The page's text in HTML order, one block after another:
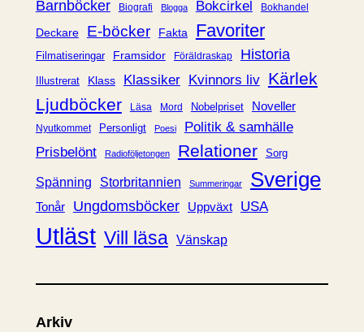
r
i
Barnböcker Biografi Blogga Bokcirkel Bokhandel
Deckare E-böcker Fakta Favoriter
Filmatiseringar Framsidor Föräldraskap Historia
Illustrerat Klass Klassiker Kvinnors liv Kärlek
Ljudböcker
Läsa Mord Nobelpriset Noveller
Nyutkommet Personligt Poesi
Politik & samhälle
Prisbelönt
Radioföljetongen Relationer Sorg
Spänning Storbritannien Summeringar Sverige
Tonår Ungdomsböcker Uppväxt USA
Utläst Vill läsa Vänskap
Arkiv